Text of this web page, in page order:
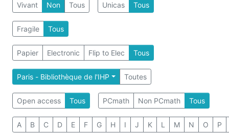
Vivant Non Tous Unicas Tous
Fragile Tous
Papier Electronic Flip to Elec Tous
Paris - Bibliothèque de l'IHP Toutes
Open access Tous PCmath Non PCmath Tous
A B C D E F G H I J K L M N O P